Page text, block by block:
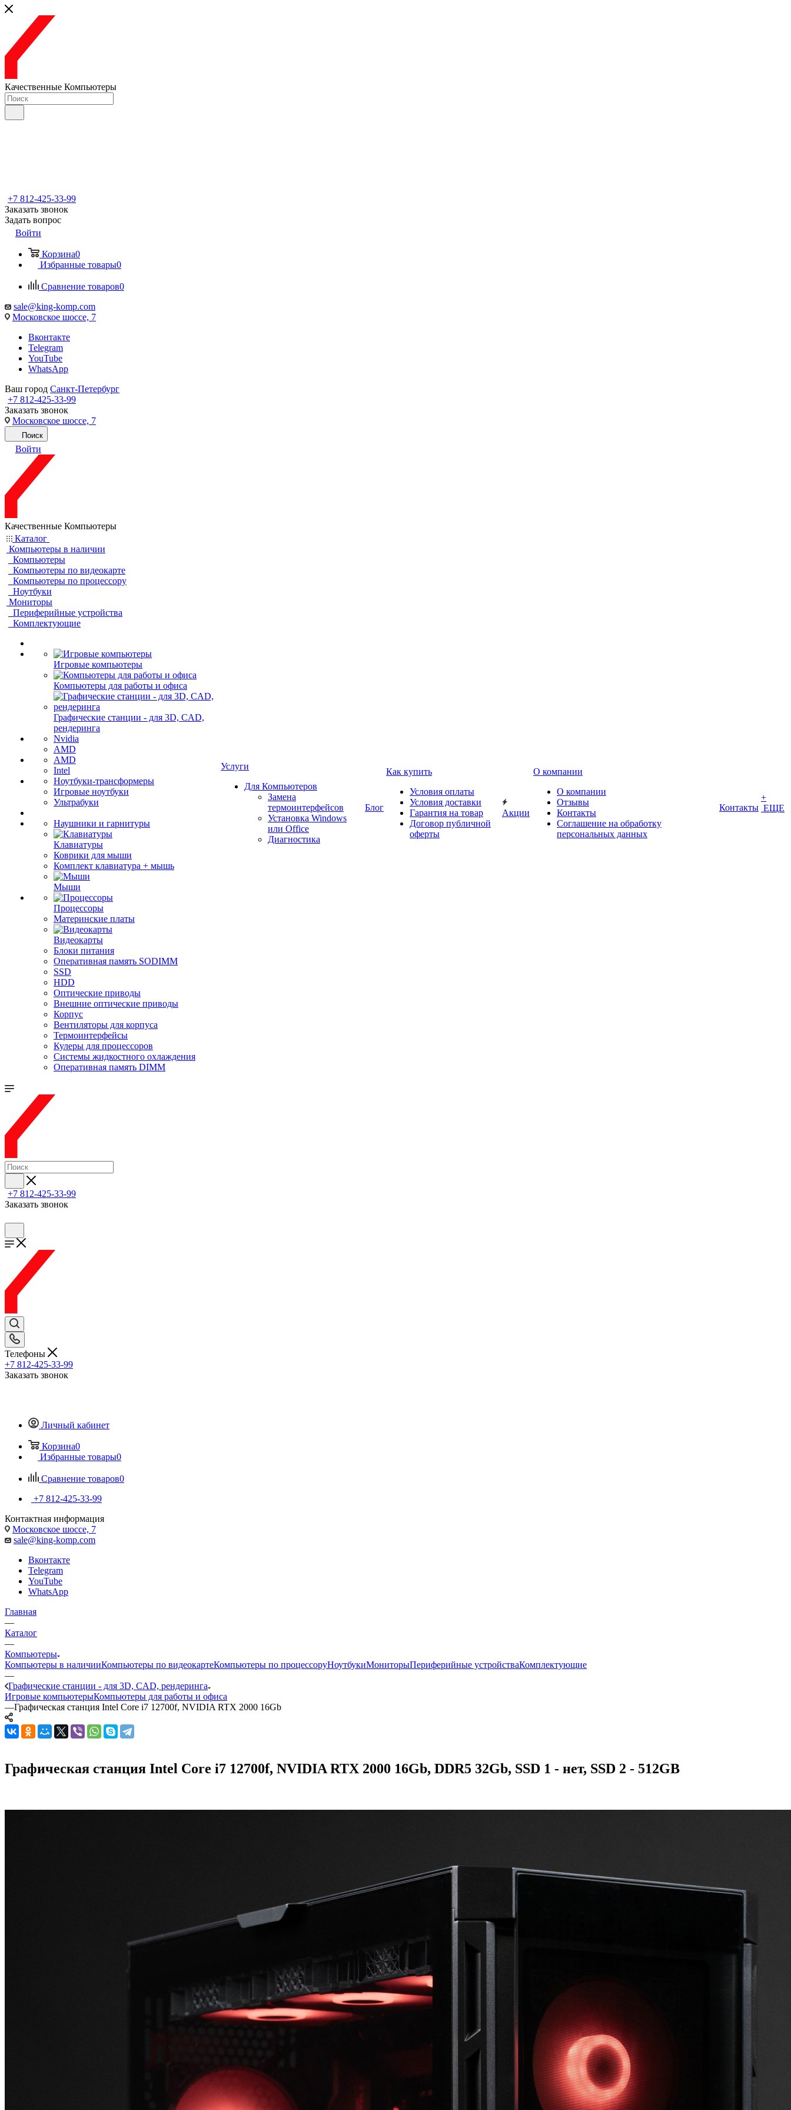
Качественные Компьютеры
+7 812-425-33-99
Заказать звонок
Задать вопрос
Войти
Корзина0
Избранные товары0
Сравнение товаров0
sale@king-komp.com
Московское шоссе, 7
Вконтакте
Telegram
YouTube
WhatsApp
Ваш город Санкт-Петербург
+7 812-425-33-99
Заказать звонок
Московское шоссе, 7
Поиск
Войти
Качественные Компьютеры
Каталог
Компьютеры в наличии
Компьютеры
Компьютеры по видеокарте
Компьютеры по процессору
Ноутбуки
Мониторы
Периферийные устройства
Комплектующие
Игровые компьютеры
Компьютеры для работы и офиса
Графические станции - для 3D, CAD,
рендеринга
Nvidia
AMD
AMD
Intel
Ноутбуки-трансформеры
Игровые ноутбуки
Ультрабуки
Наушники и гарнитуры
Клавиатуры
Коврики для мыши
Комплект клавиатура + мышь
Мыши
Процессоры
Материнские платы
Видеокарты
Блоки питания
Оперативная память SODIMM
SSD
HDD
Оптические приводы
Внешние оптические приводы
Корпус
Вентиляторы для корпуса
Термоинтерфейсы
Кулеры для процессоров
Системы жидкостного охлаждения
Оперативная память DIMM
Услуги
Для Компьютеров
Замена
термоинтерфейсов
Установка Windows
или Office
Диагностика
Блог
Как купить
Условия оплаты
Условия доставки
Гарантия на товар
Договор публичной
оферты
Акции
О компании
О компании
Отзывы
Контакты
Соглашение на обработку
персональных данных
Контакты
+
ЕЩЕ
+7 812-425-33-99
Заказать звонок
Телефоны
+7 812-425-33-99
Заказать звонок
Личный кабинет
Корзина0
Избранные товары0
Сравнение товаров0
+7 812-425-33-99
Контактная информация
Московское шоссе, 7
sale@king-komp.com
Вконтакте
Telegram
YouTube
WhatsApp
Главная
—
Каталог
—
Компьютеры
Компьютеры в наличииКомпьютеры по видеокартеКомпьютеры по процессоруНоутбукиМониторыПериферийные устройстваКомплектующие
—
Графические станции - для 3D, CAD, рендеринга
Игровые компьютерыКомпьютеры для работы и офиса
—Графическая станция Intel Core i7 12700f, NVIDIA RTX 2000 16Gb
Графическая станция Intel Core i7 12700f, NVIDIA RTX 2000 16Gb, DDR5 32Gb, SSD 1 - нет, SSD 2 - 512GB